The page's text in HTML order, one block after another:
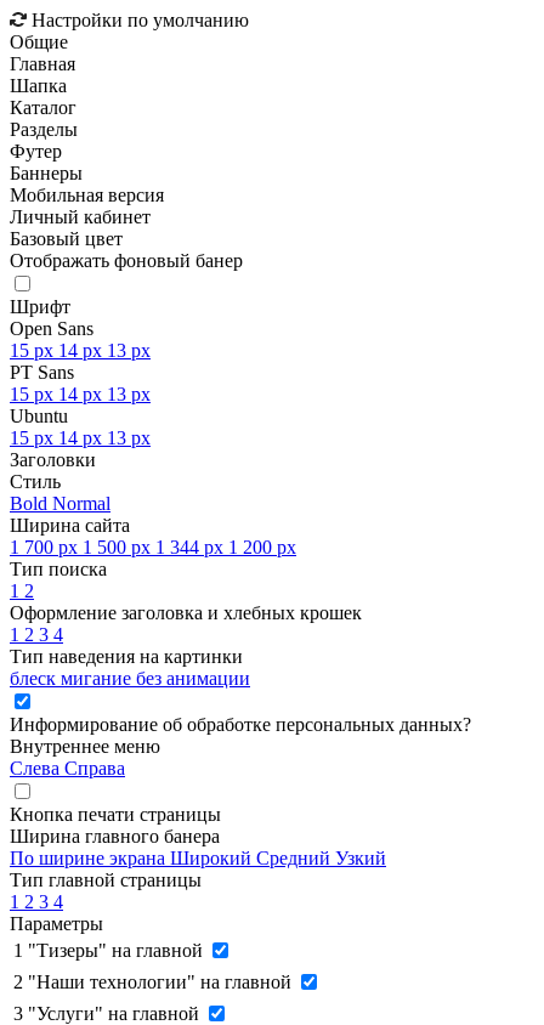
Настройки по умолчанию
Общие
Главная
Шапка
Каталог
Разделы
Футер
Баннеры
Мобильная версия
Личный кабинет
Базовый цвет
Отображать фоновый банер
Шрифт
Open Sans
15 px 14 px 13 px
PT Sans
15 px 14 px 13 px
Ubuntu
15 px 14 px 13 px
Заголовки
Стиль
Bold Normal
Ширина сайта
1 700 px 1 500 px 1 344 px 1 200 px
Тип поиска
1 2
Оформление заголовка и хлебных крошек
1 2 3 4
Тип наведения на картинки
блеск мигание без анимации
Информирование об обработке персональных данных?
Внутреннее меню
Слева Справа
Кнопка печати страницы
Ширина главного банера
По ширине экрана Широкий Средний Узкий
Тип главной страницы
1 2 3 4
Параметры
1 "Тизеры" на главной
2 "Наши технологии" на главной
3 "Услуги" на главной